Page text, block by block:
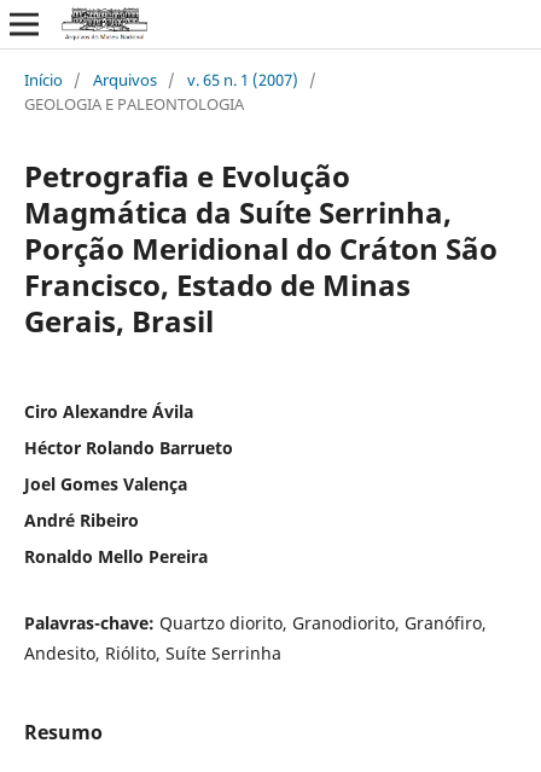
Início / Arquivos / v. 65 n. 1 (2007)
/
GEOLOGIA E PALEONTOLOGIA
Petrografia e Evolução
Magmática da Suíte Serrinha,
Porção Meridional do Cráton São
Francisco, Estado de Minas
Gerais, Brasil
Ciro Alexandre Ávila
Héctor Rolando Barrueto
Joel Gomes Valença
André Ribeiro
Ronaldo Mello Pereira
Palavras-chave: Quartzo diorito, Granodiorito, Granófiro,
Andesito, Riólito, Suíte Serrinha
Resumo